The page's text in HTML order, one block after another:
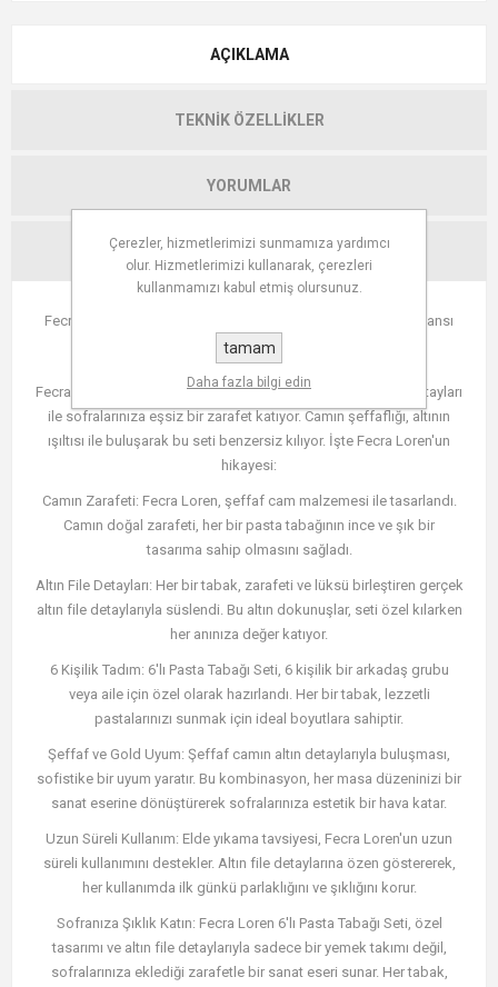
AÇIKLAMA
TEKNIK ÖZELLIKLER
YORUMLAR
İLETIŞIM
Fecra Loren 6'lı Pasta Tabağı Seti: Şıklığın Adı Cam ve Altın Dansı
Estetik ve Zarafetin Buluşma Noktası
Fecra Loren 6'lı Pasta Tabağı Seti, özel tasarımı ve altın file detayları
ile sofralarınıza eşsiz bir zarafet katıyor. Camın şeffaflığı, altının
ışıltısı ile buluşarak bu seti benzersiz kılıyor. İşte Fecra Loren'un
hikayesi:
Camın Zarafeti: Fecra Loren, şeffaf cam malzemesi ile tasarlandı.
Camın doğal zarafeti, her bir pasta tabağının ince ve şık bir
tasarıma sahip olmasını sağladı.
Altın File Detayları: Her bir tabak, zarafeti ve lüksü birleştiren gerçek
altın file detaylarıyla süslendi. Bu altın dokunuşlar, seti özel kılarken
her anınıza değer katıyor.
6 Kişilik Tadım: 6'lı Pasta Tabağı Seti, 6 kişilik bir arkadaş grubu
veya aile için özel olarak hazırlandı. Her bir tabak, lezzetli
pastalarınızı sunmak için ideal boyutlara sahiptir.
Şeffaf ve Gold Uyum: Şeffaf camın altın detaylarıyla buluşması,
sofistike bir uyum yaratır. Bu kombinasyon, her masa düzeninizi bir
sanat eserine dönüştürerek sofralarınıza estetik bir hava katar.
Uzun Süreli Kullanım: Elde yıkama tavsiyesi, Fecra Loren'un uzun
süreli kullanımını destekler. Altın file detaylarına özen göstererek,
her kullanımda ilk günkü parlaklığını ve şıklığını korur.
Sofranıza Şıklık Katın: Fecra Loren 6'lı Pasta Tabağı Seti, özel
tasarımı ve altın file detaylarıyla sadece bir yemek takımı değil,
sofralarınıza eklediği zarafetle bir sanat eseri sunar. Her tabak,
Çerezler, hizmetlerimizi sunmamıza yardımcı
olur. Hizmetlerimizi kullanarak, çerezleri
kullanmamızı kabul etmiş olursunuz.
tamam
Daha fazla bilgi edin